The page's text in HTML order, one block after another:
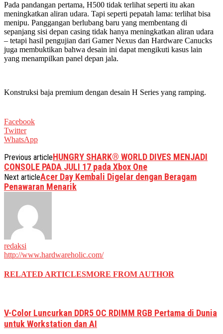
Pada pandangan pertama, H500 tidak terlihat seperti itu akan
meningkatkan aliran udara. Tapi seperti pepatah lama: terlihat bisa
menipu. Panggangan berlubang baru yang membentang di
sepanjang sisi depan casing tidak hanya meningkatkan aliran udara
– tetapi hasil pengujian dari Gamer Nexus dan Hardware Canucks
juga membuktikan bahwa desain ini dapat mengikuti kasus lain
yang menampilkan panel depan jala.
Konstruksi baja premium dengan desain H Series yang ramping.
Facebook
Twitter
WhatsApp
Previous articleHUNGRY SHARK® WORLD DIVES MENJADI
CONSOLE PADA JULI 17 pada Xbox One
Next articleAcer Day Kembali Digelar dengan Beragam
Penawaran Menarik
redaksi
http://www.hardwareholic.com/
RELATED ARTICLESMORE FROM AUTHOR
V-Color Luncurkan DDR5 OC RDIMM RGB Pertama di Dunia
untuk Workstation dan AI